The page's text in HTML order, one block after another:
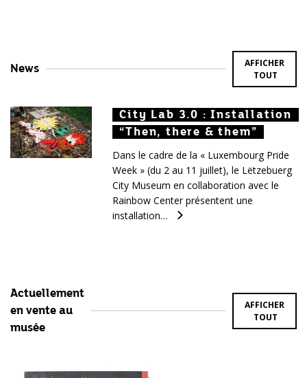
News
AFFICHER
TOUT
City Lab 3.0 : Installation
“Then, there & them”
City Lab 3.0 : Installation
“Then, there & them”
City Lab 3.0 : Installation
“Then, there & them”
Dans le cadre de la « Luxembourg Pride
Week » (du 2 au 11 juillet), le Lëtzebuerg
City Museum en collaboration avec le
Rainbow Center présentent une
installation…
Actuellement
en vente au
musée
AFFICHER
TOUT